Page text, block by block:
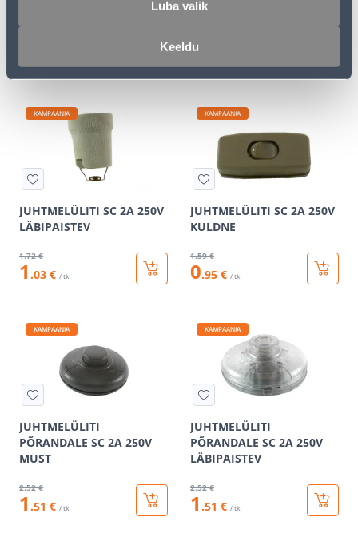
Luba valik
Keeldu
MUST
1
0
KAMPAANIA
JUHTMELÜLITI SC 2A 250V
LÄBIPAISTEV
1.72 €
1 .03 € / tk
KAMPAANIA
JUHTMELÜLITI SC 2A 250V
KULDNE
1.59 €
0.95 € / tk
KAMPAANIA
JUHTMELÜLITI
PÕRANDALE SC 2A 250V
MUST
2.52 €
1 .51 € / tk
KAMPAANIA
JUHTMELÜLITI
PÕRANDALE SC 2A 250V
LÄBIPAISTEV
2.52 €
1 .51 € / tk